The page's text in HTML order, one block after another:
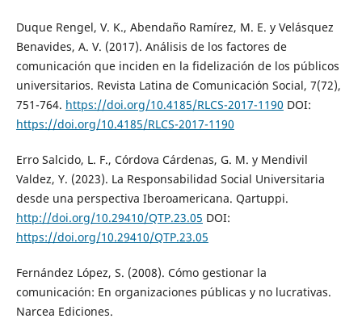
Duque Rengel, V. K., Abendaño Ramírez, M. E. y Velásquez
Benavides, A. V. (2017). Análisis de los factores de
comunicación que inciden en la fidelización de los públicos
universitarios. Revista Latina de Comunicación Social, 7(72),
751-764. https://doi.org/10.4185/RLCS-2017-1190 DOI:
https://doi.org/10.4185/RLCS-2017-1190
Erro Salcido, L. F., Córdova Cárdenas, G. M. y Mendivil
Valdez, Y. (2023). La Responsabilidad Social Universitaria
desde una perspectiva Iberoamericana. Qartuppi.
http://doi.org/10.29410/QTP.23.05 DOI:
https://doi.org/10.29410/QTP.23.05
Fernández López, S. (2008). Cómo gestionar la
comunicación: En organizaciones públicas y no lucrativas.
Narcea Ediciones.